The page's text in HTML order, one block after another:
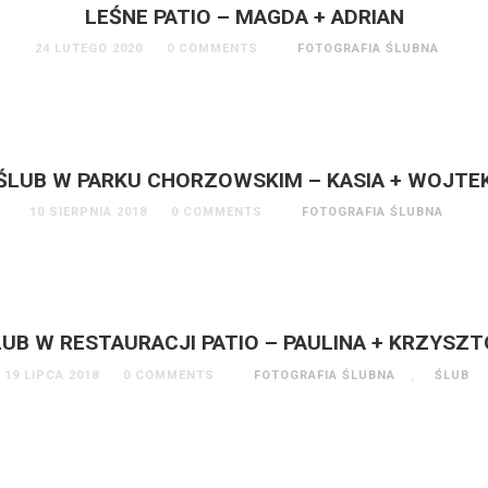
LEŚNE PATIO – MAGDA + ADRIAN
24 LUTEGO 2020 0 COMMENTS FOTOGRAFIA ŚLUBNA
W PARKU CHORZOWSKIM – KASIA +
10 SIERPNIA 2018 0 COMMENTS FOTOGRAFIA ŚLUBNA
W RESTAURACJI PATIO – PAULINA +
19 LIPCA 2018 0 COMMENTS FOTOGRAFIA ŚLUBNA , ŚLUB